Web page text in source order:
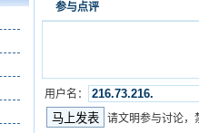
参与点评
用户名：
请文明参与讨论，